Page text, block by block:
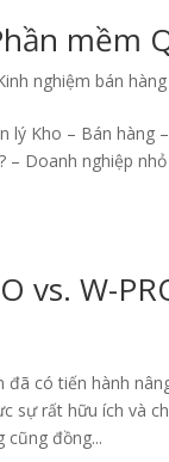
mềm
nghiệm bán
lý Kho – Bán
– Doanh nghiệp
vs. W-
đã có tiến hành
sự rất hữu ích và
cũng đồng...